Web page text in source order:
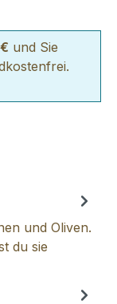
und Sie
und Oliven.
du sie